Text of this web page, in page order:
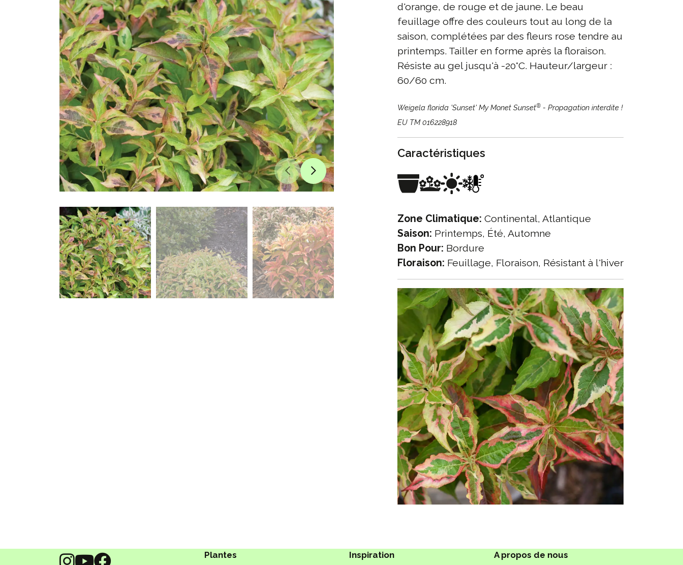
d'orange, de rouge et de jaune. Le beau
feuillage offre des couleurs tout au long de la
saison, complétées par des fleurs rose tendre au
printemps. Tailler en forme après la floraison.
Résiste au gel jusqu'à -20°C. Hauteur/largeur :
60/60 cm.
Weigela florida 'Sunset' My Monet Sunset® - Propagation interdite !
EU TM 016228918
Caractéristiques
Zone Climatique: Continental, Atlantique
Saison: Printemps, Été, Automne
Bon Pour: Bordure
Floraison: Feuillage, Floraison, Résistant à l'hiver
Plantes
Inspiration
A propos de nous